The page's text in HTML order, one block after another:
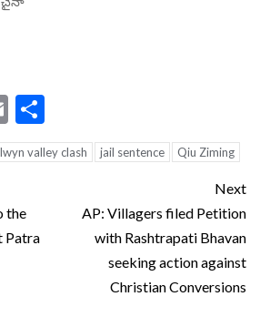
Email
valley clash jail sentence Qiu Ziming
the
Patra
Next
AP: Villagers filed Petition
with Rashtrapati Bhavan
seeking action against
Christian Conversions